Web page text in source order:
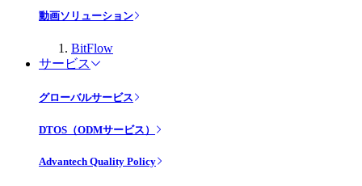
動画ソリューション
BitFlow
サービス
グローバルサービス
DTOS（ODMサービス）
Advantech Quality Policy